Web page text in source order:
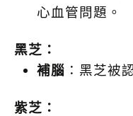
心血管問題。
黑芝：
補腦 ：黑芝被
紫芝：